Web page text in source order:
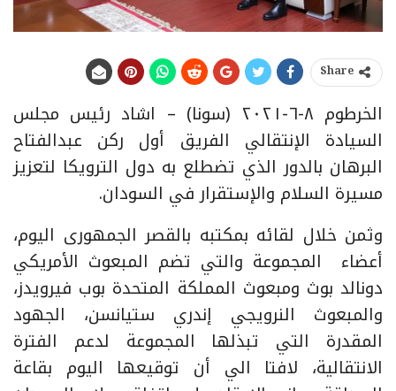
Share
الخرطوم ٨-٦-٢٠٢١ (سونا) – اشاد رئيس مجلس
السيادة الإنتقالي الفريق أول ركن عبدالفتاح
البرهان بالدور الذي تضطلع به دول الترويكا لتعزيز
مسيرة السلام والإستقرار في السودان.
وثمن خلال لقائه بمكتبه بالقصر الجمهورى اليوم،
أعضاء المجموعة والتي تضم المبعوث الأمريكي
دونالد بوث ومبعوث المملكة المتحدة بوب فيرويدز،
والمبعوث النرويجي إندري ستيانسن، الجهود
المقدرة التي تبذلها المجموعة لدعم الفترة
الانتقالية، لافتا الي أن توقيعها اليوم بقاعة